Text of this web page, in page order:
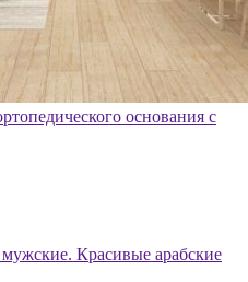
основания с
Красивые арабские